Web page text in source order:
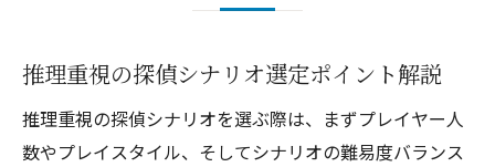
推理重視の探偵シナリオ選定ポイント解説
推理重視の探偵シナリオを選ぶ際は、まずプレイヤー人
数やプレイスタイル、そしてシナリオの難易度バランス